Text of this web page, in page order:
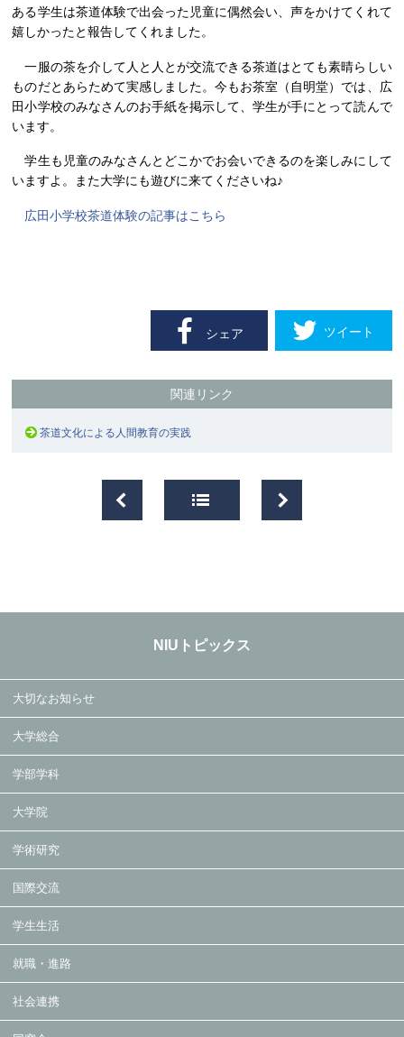
ある学生は茶道体験で出会った児童に偶然会い、声をかけてくれて
嬉しかったと報告してくれました。
一服の茶を介して人と人とが交流できる茶道はとても素晴らしい
ものだとあらためて実感しました。今もお茶室（自明堂）では、広
田小学校のみなさんのお手紙を掲示して、学生が手にとって読んで
います。
学生も児童のみなさんとどこかでお会いできるのを楽しみにして
いますよ。また大学にも遊びに来てくださいね♪
広田小学校茶道体験の記事はこちら
シェア ツイート
関連リンク
茶道文化による人間教育の実践
NIUトピックス
大切なお知らせ
大学総合
学部学科
大学院
学術研究
国際交流
学生生活
就職・進路
社会連携